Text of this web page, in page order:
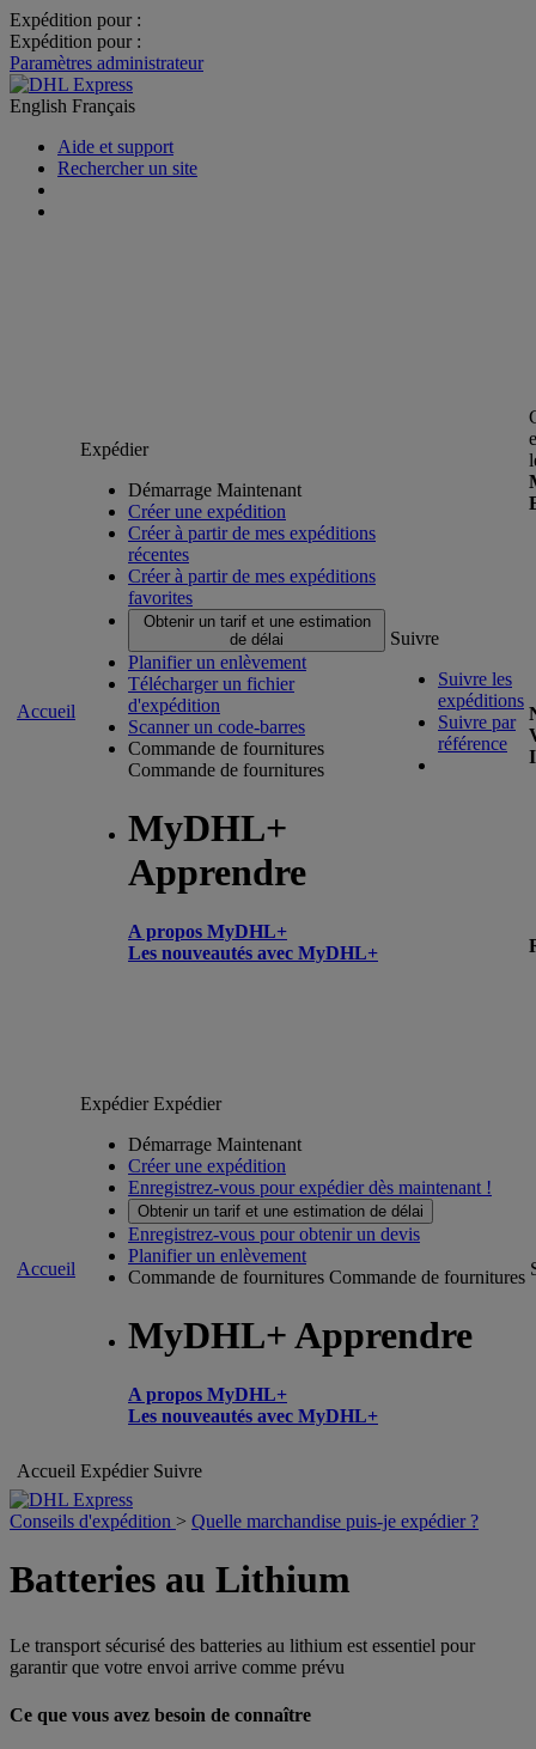
Expédition pour :
Expédition pour :
Paramètres administrateur
English Français
Aide et support
Rechercher un site
Accueil
Expédier
Démarrage Maintenant
Créer une expédition
Créer à partir de mes expéditions
récentes
Créer à partir de mes expéditions
favorites
Obtenir un tarif et une estimation
de délai
Planifier un enlèvement
Télécharger un fichier
d'expédition
Scanner un code-barres
Commande de fournitures
Commande de fournitures
MyDHL+
Apprendre
A propos MyDHL+
Les nouveautés avec MyDHL+
Suivre
Suivre les
expéditions
Suivre par
référence
Accueil
ExpédierExpédier
Démarrage Maintenant
Créer une expédition
Enregistrez-vous pour expédier dès maintenant !
Obtenir un tarif et une estimation de délai
Enregistrez-vous pour obtenir un devis
Planifier un enlèvement
Commande de fournitures Commande de fournitures
MyDHL+ Apprendre
A propos MyDHL+
Les nouveautés avec MyDHL+
Accueil Expédier Suivre
Conseils d'expédition > Quelle marchandise puis-je expédier ?
Batteries au Lithium
Le transport sécurisé des batteries au lithium est essentiel pour
garantir que votre envoi arrive comme prévu
Ce que vous avez besoin de connaître